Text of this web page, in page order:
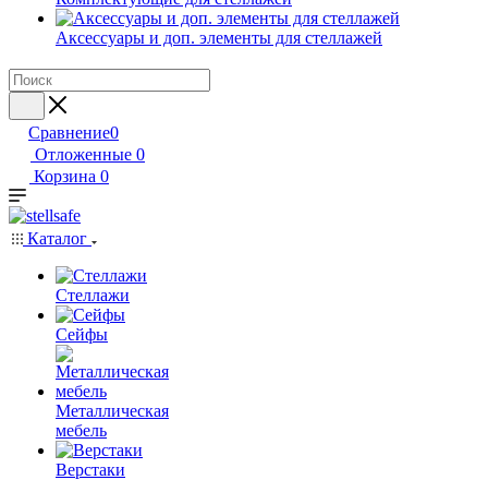
Аксессуары и доп. элементы для стеллажей
Сравнение0
Отложенные 0
Корзина 0
Каталог
Стеллажи
Сейфы
Металлическая
мебель
Верстаки